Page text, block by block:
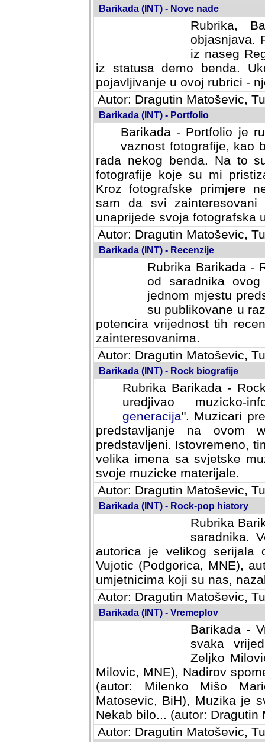
Barikada (INT) - Nove nade
Rubrika,
objasnjava.
iz naseg
iz statusa demo benda.
pojavljivanje u ovoj rubrici -
Autor: Dragutin Matoševic,
Barikada (INT) - Portfolio
Barikada - Portfolio je
vaznost fotografije, kao
rada nekog benda. Na to
fotografije koje su mi
fotografske primjere
svi zainteresovani
svoja fotografska umijeca.
Autor: Dragutin Matoševic,
Barikada (INT) - Recenzije
Rubrika Barikada -
od saradnika
jednom mjestu
su publikovane u
potencira vrijednost tih
zainteresovanima.
Autor: Dragutin Matoševic,
Barikada (INT) - Rock biografije
Rubrika Barikada -
uredjivao muzicko-
Muzicari predstavljeni u
na ovom web portalu
Istovremeno, tim nacinom
sa svjetske muzicke scene
materijale.
Autor: Dragutin Matoševic,
Barikada (INT) - Rock-pop history
Rubrika
saradnika.
autorica je velikog serijala
Vujotic (Podgorica, MNE),
umjetnicima koji su nas,
Autor: Dragutin Matoševic,
Barikada (INT) - Vremeplov
Barikada -
svaka
Milovic,
MNE), Nadirov spomenar
Milenko Mišo Maric, UK),
Muzika je svirala (autor:
(autor: Dragutin Matosevic,
Autor: Dragutin Matoševic,